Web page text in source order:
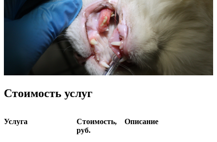
Стоимость услуг
Услуга
Стоимость,
руб.
Описание